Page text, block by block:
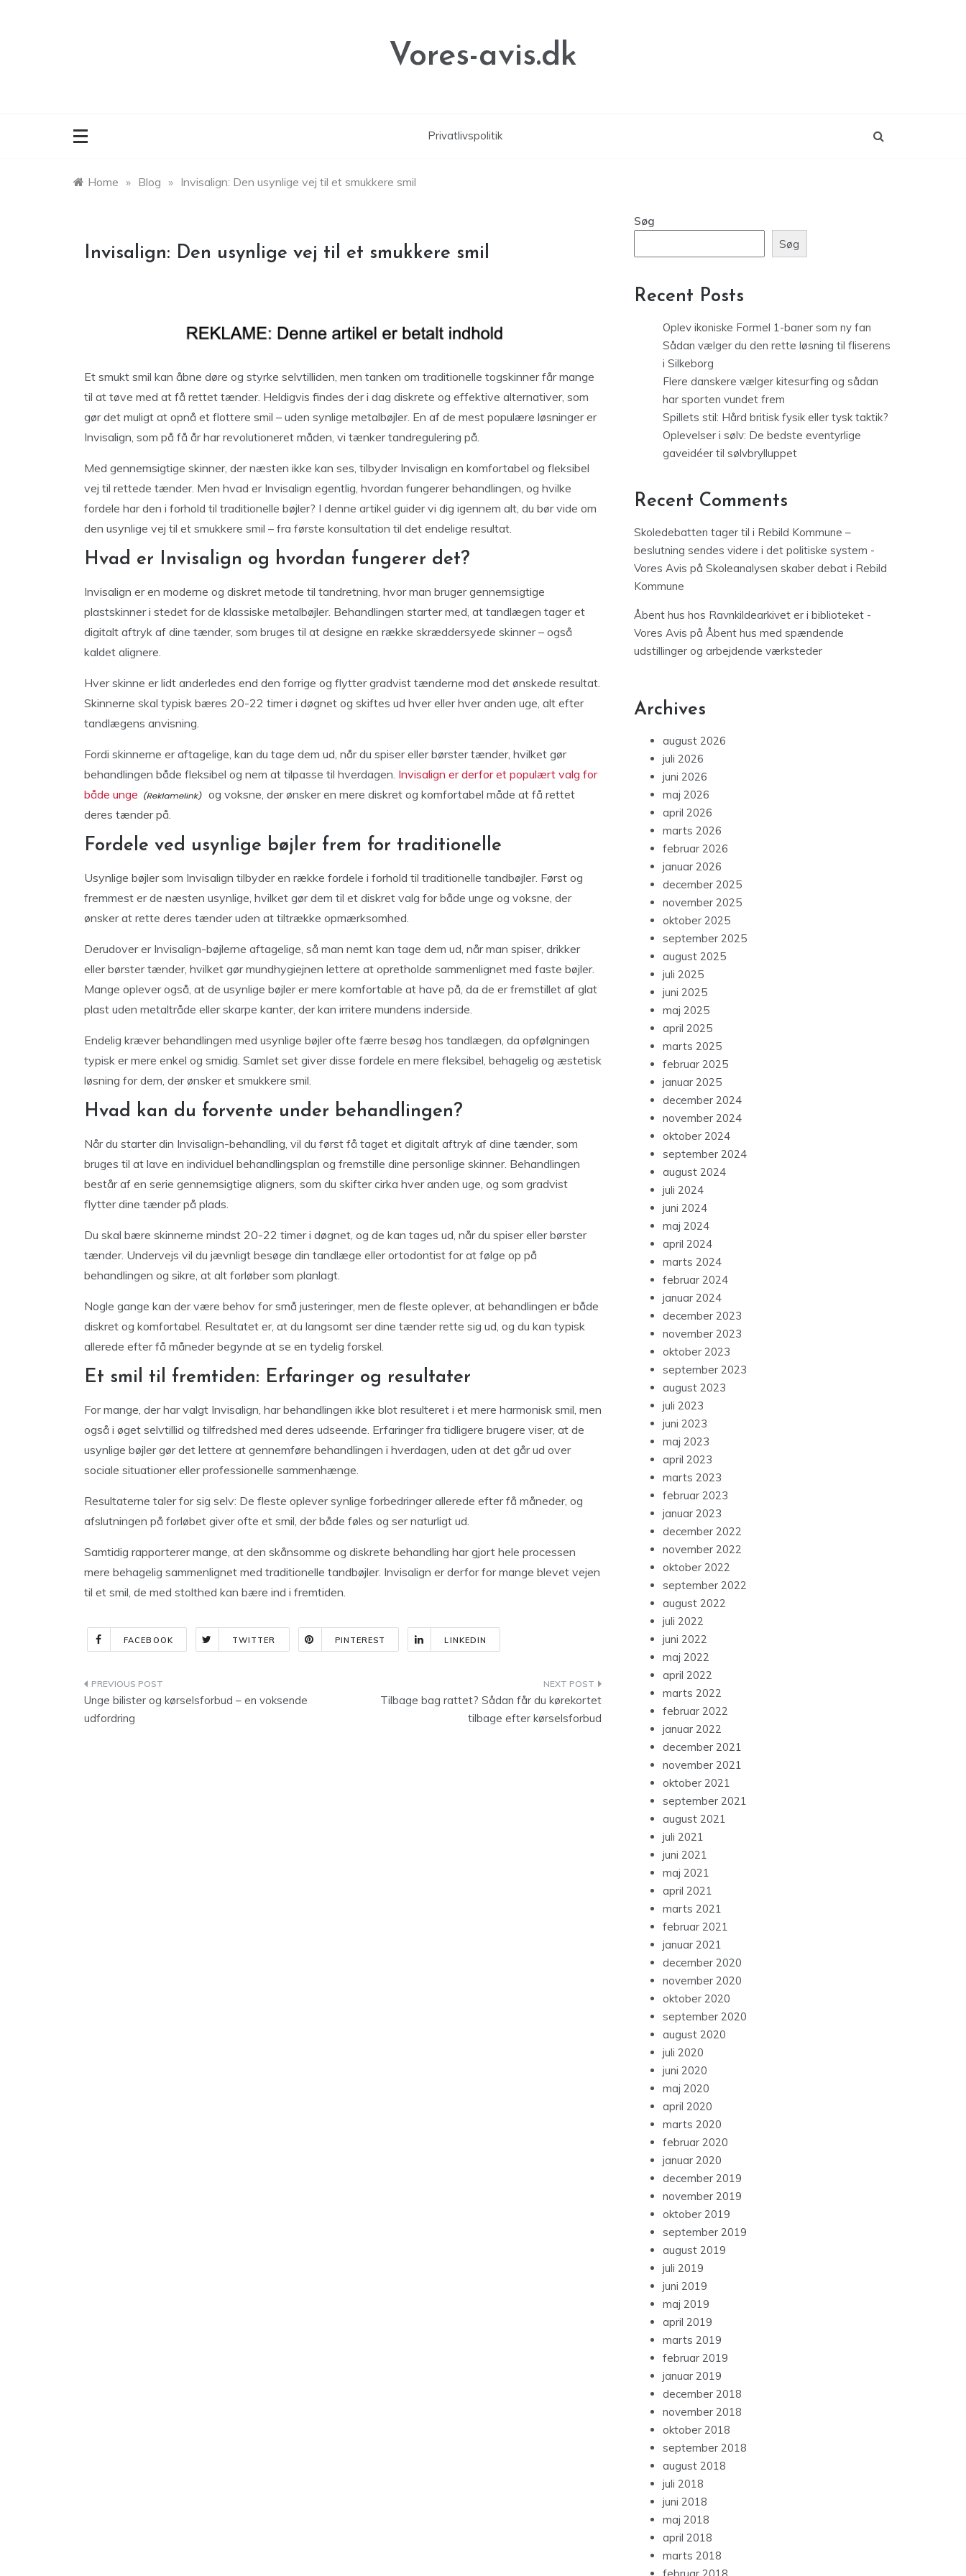
Vores-avis.dk
Privatlivspolitik
Home » Blog » Invisalign: Den usynlige vej til et smukkere smil
Invisalign: Den usynlige vej til et smukkere smil
Et smukt smil kan åbne døre og styrke selvtilliden, men tanken om traditionelle togskinner får mange
til at tøve med at få rettet tænder. Heldigvis findes der i dag diskrete og effektive alternativer, som
gør det muligt at opnå et flottere smil – uden synlige metalbøjler. En af de mest populære løsninger er
Invisalign, som på få år har revolutioneret måden, vi tænker tandregulering på.
Med gennemsigtige skinner, der næsten ikke kan ses, tilbyder Invisalign en komfortabel og fleksibel
vej til rettede tænder. Men hvad er Invisalign egentlig, hvordan fungerer behandlingen, og hvilke
fordele har den i forhold til traditionelle bøjler? I denne artikel guider vi dig igennem alt, du bør vide om
den usynlige vej til et smukkere smil – fra første konsultation til det endelige resultat.
Hvad er Invisalign og hvordan fungerer det?
Invisalign er en moderne og diskret metode til tandretning, hvor man bruger gennemsigtige
plastskinner i stedet for de klassiske metalbøjler. Behandlingen starter med, at tandlægen tager et
digitalt aftryk af dine tænder, som bruges til at designe en række skræddersyede skinner – også
kaldet alignere.
Hver skinne er lidt anderledes end den forrige og flytter gradvist tænderne mod det ønskede resultat.
Skinnerne skal typisk bæres 20-22 timer i døgnet og skiftes ud hver eller hver anden uge, alt efter
tandlægens anvisning.
Fordi skinnerne er aftagelige, kan du tage dem ud, når du spiser eller børster tænder, hvilket gør
behandlingen både fleksibel og nem at tilpasse til hverdagen. Invisalign er derfor et populært valg for
både unge
og voksne, der ønsker en mere diskret og komfortabel måde at få rettet
deres tænder på.
Fordele ved usynlige bøjler frem for traditionelle
Usynlige bøjler som Invisalign tilbyder en række fordele i forhold til traditionelle tandbøjler. Først og
fremmest er de næsten usynlige, hvilket gør dem til et diskret valg for både unge og voksne, der
ønsker at rette deres tænder uden at tiltrække opmærksomhed.
Derudover er Invisalign-bøjlerne aftagelige, så man nemt kan tage dem ud, når man spiser, drikker
eller børster tænder, hvilket gør mundhygiejnen lettere at opretholde sammenlignet med faste bøjler.
Mange oplever også, at de usynlige bøjler er mere komfortable at have på, da de er fremstillet af glat
plast uden metaltråde eller skarpe kanter, der kan irritere mundens inderside.
Endelig kræver behandlingen med usynlige bøjler ofte færre besøg hos tandlægen, da opfølgningen
typisk er mere enkel og smidig. Samlet set giver disse fordele en mere fleksibel, behagelig og æstetisk
løsning for dem, der ønsker et smukkere smil.
Hvad kan du forvente under behandlingen?
Når du starter din Invisalign-behandling, vil du først få taget et digitalt aftryk af dine tænder, som
bruges til at lave en individuel behandlingsplan og fremstille dine personlige skinner. Behandlingen
består af en serie gennemsigtige aligners, som du skifter cirka hver anden uge, og som gradvist
flytter dine tænder på plads.
Du skal bære skinnerne mindst 20-22 timer i døgnet, og de kan tages ud, når du spiser eller børster
tænder. Undervejs vil du jævnligt besøge din tandlæge eller ortodontist for at følge op på
behandlingen og sikre, at alt forløber som planlagt.
Nogle gange kan der være behov for små justeringer, men de fleste oplever, at behandlingen er både
diskret og komfortabel. Resultatet er, at du langsomt ser dine tænder rette sig ud, og du kan typisk
allerede efter få måneder begynde at se en tydelig forskel.
Et smil til fremtiden: Erfaringer og resultater
For mange, der har valgt Invisalign, har behandlingen ikke blot resulteret i et mere harmonisk smil, men
også i øget selvtillid og tilfredshed med deres udseende. Erfaringer fra tidligere brugere viser, at de
usynlige bøjler gør det lettere at gennemføre behandlingen i hverdagen, uden at det går ud over
sociale situationer eller professionelle sammenhænge.
Resultaterne taler for sig selv: De fleste oplever synlige forbedringer allerede efter få måneder, og
afslutningen på forløbet giver ofte et smil, der både føles og ser naturligt ud.
Samtidig rapporterer mange, at den skånsomme og diskrete behandling har gjort hele processen
mere behagelig sammenlignet med traditionelle tandbøjler. Invisalign er derfor for mange blevet vejen
til et smil, de med stolthed kan bære ind i fremtiden.
FACEBOOK TWITTER PINTEREST LINKEDIN
Indlægsnavigation
Unge bilister og kørselsforbud – en voksende
udfordring
Tilbage bag rattet? Sådan får du kørekortet
tilbage efter kørselsforbud
Søg
Søg
Recent Posts
Oplev ikoniske Formel 1-baner som ny fan
Sådan vælger du den rette løsning til fliserens
i Silkeborg
Flere danskere vælger kitesurfing og sådan
har sporten vundet frem
Spillets stil: Hård britisk fysik eller tysk taktik?
Oplevelser i sølv: De bedste eventyrlige
gaveidéer til sølvbrylluppet
Recent Comments
Skoledebatten tager til i Rebild Kommune –
beslutning sendes videre i det politiske system -
Vores Avis på Skoleanalysen skaber debat i Rebild
Kommune
Åbent hus hos Ravnkildearkivet er i biblioteket -
Vores Avis på Åbent hus med spændende
udstillinger og arbejdende værksteder
Archives
august 2026
juli 2026
juni 2026
maj 2026
april 2026
marts 2026
februar 2026
januar 2026
december 2025
november 2025
oktober 2025
september 2025
august 2025
juli 2025
juni 2025
maj 2025
april 2025
marts 2025
februar 2025
januar 2025
december 2024
november 2024
oktober 2024
september 2024
august 2024
juli 2024
juni 2024
maj 2024
april 2024
marts 2024
februar 2024
januar 2024
december 2023
november 2023
oktober 2023
september 2023
august 2023
juli 2023
juni 2023
maj 2023
april 2023
marts 2023
februar 2023
januar 2023
december 2022
november 2022
oktober 2022
september 2022
august 2022
juli 2022
juni 2022
maj 2022
april 2022
marts 2022
februar 2022
januar 2022
december 2021
november 2021
oktober 2021
september 2021
august 2021
juli 2021
juni 2021
maj 2021
april 2021
marts 2021
februar 2021
januar 2021
december 2020
november 2020
oktober 2020
september 2020
august 2020
juli 2020
juni 2020
maj 2020
april 2020
marts 2020
februar 2020
januar 2020
december 2019
november 2019
oktober 2019
september 2019
august 2019
juli 2019
juni 2019
maj 2019
april 2019
marts 2019
februar 2019
januar 2019
december 2018
november 2018
oktober 2018
september 2018
august 2018
juli 2018
juni 2018
maj 2018
april 2018
marts 2018